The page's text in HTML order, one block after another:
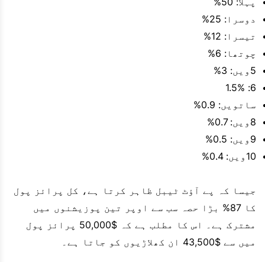
دوسرا: 25%
تیسرا: 12%
چوتھا: 6%
5ویں: 3%
6: 1.5%
ساتویں: 0.9%
8ویں: 0.7%
9ویں: 0.5%
10ویں: 0.4%
جیسا کہ پے آؤٹ ٹیبل ظاہر کرتا ہے، کل پرائز پول
کا 87% بڑا حصہ سب سے اوپر تین پوزیشنوں میں
مشترک ہے۔ اس کا مطلب ہے کہ $50,000 پرائز پول
میں سے $43,500 ان کھلاڑیوں کو جاتا ہے۔